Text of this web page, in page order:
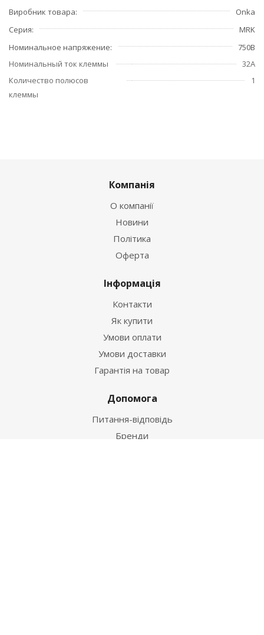
Виробник товара
Onka
Серия
MRK
Номинальное напряжение
750В
Номинальный ток клеммы
32А
Количество полюсов
клеммы
1
Компанія
О компанії
Новини
Політика
Оферта
Інформація
Контакти
Як купити
Умови оплати
Умови доставки
Гарантія на товар
Допомога
Питання-відповідь
Бренди